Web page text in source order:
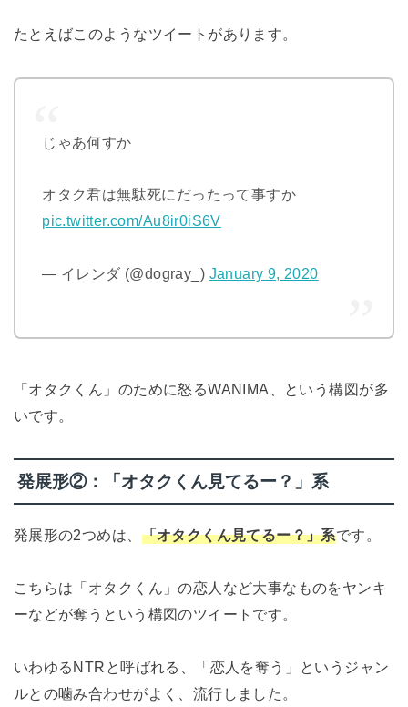
たとえばこのようなツイートがあります。
じゃあ何すか
オタク君は無駄死にだったって事すか
pic.twitter.com/Au8ir0iS6V
— イレンダ (@dogray_) January 9, 2020
「オタクくん」のために怒るWANIMA、という構図が多
いです。
発展形②：「オタクくん見てるー？」系
発展形の2つめは、 「オタクくん見てるー？」系です。
こちらは「オタクくん」の恋人など大事なものをヤンキ
ーなどが奪うという構図のツイートです。
いわゆるNTRと呼ばれる、「恋人を奪う」というジャン
ルとの噛み合わせがよく、流行しました。